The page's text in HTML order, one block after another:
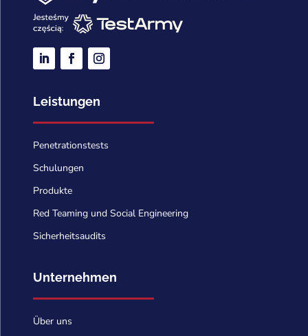
Leistungen
Penetrationstests
Schulungen
Produkte
Red Teaming und Social Engineering
Sicherheitsaudits
Unternehmen
Über uns